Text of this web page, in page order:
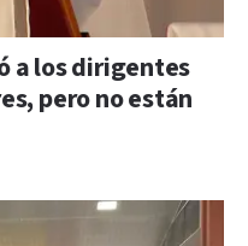
a los dirigentes
pero no están